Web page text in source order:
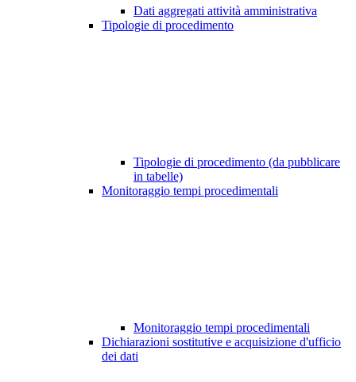
Dati aggregati attività amministrativa
Tipologie di procedimento
Tipologie di procedimento (da pubblicare
in tabelle)
Monitoraggio tempi procedimentali
Monitoraggio tempi procedimentali
Dichiarazioni sostitutive e acquisizione d'ufficio
dei dati